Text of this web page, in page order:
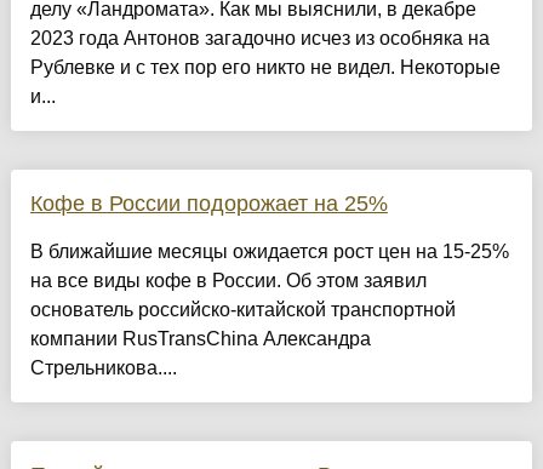
делу «Ландромата». Как мы выяснили, в декабре
2023 года Антонов загадочно исчез из особняка на
Рублевке и с тех пор его никто не видел. Некоторые
и...
Кофе в России подорожает на 25%
В ближайшие месяцы ожидается рост цен на 15-25%
на все виды кофе в России. Об этом заявил
основатель российско-китайской транспортной
компании RusTransChina Александра
Стрельникова....